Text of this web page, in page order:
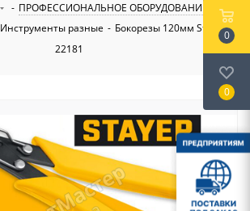
- ПРОФЕССИОНАЛЬНОЕ ОБОРУДОВАНИЕ
-
Инструменты разные - Бокорезы 120мм Stayer
22181
0
0